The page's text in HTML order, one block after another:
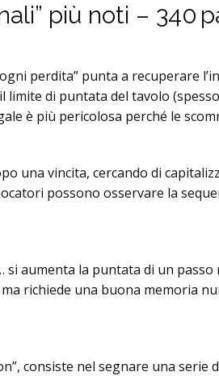
più noti – 340
perdita” punta a recuperare
limite di puntata del tavolo
è più pericolosa perché le
una vincita, cercando di
possono osservare la
si aumenta la puntata di un
richiede una buona memoria
consiste nel segnare una serie